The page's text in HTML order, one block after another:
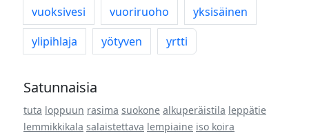
vuoksivesi
vuoriruoho
yksisäinen
ylipihlaja
yötyven yrtti
Satunnaisia
tuta loppuun rasima suokone alkuperäistila leppätie
lemmikkikala salaistettava lempiaine iso koira